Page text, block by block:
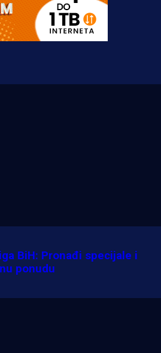
BiH: Pronađi specijale i
ponudu